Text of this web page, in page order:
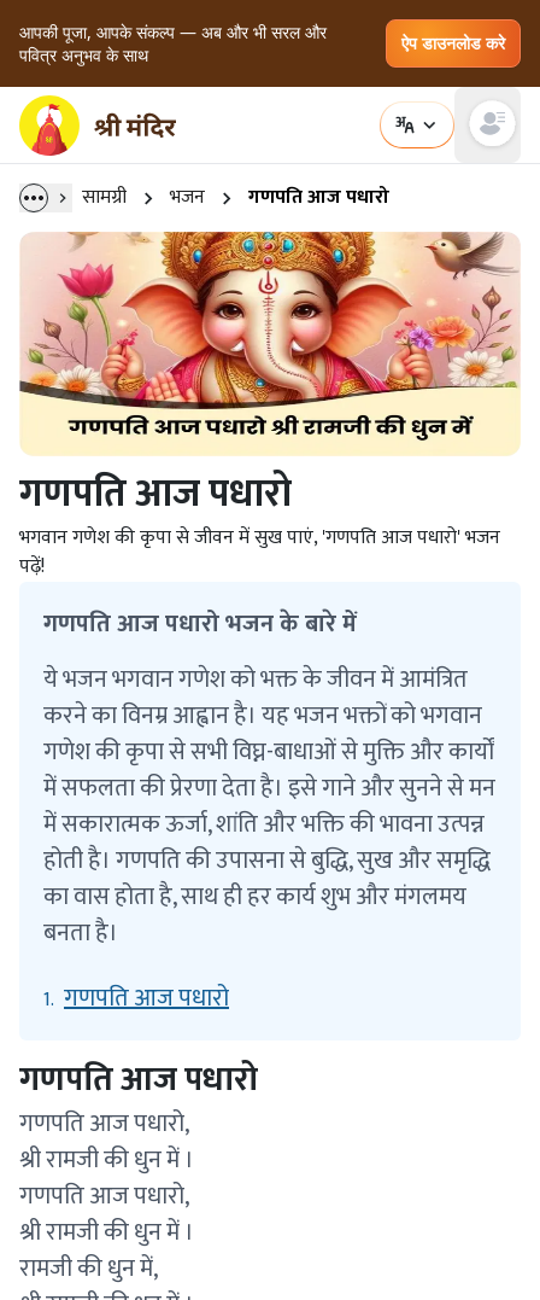
आपकी पूजा, आपके संकल्प — अब और भी सरल और
पवित्र अनुभव के साथ
ऐप डाउनलोड करे
Open
सामग्री भजन गणपति आज पधारो
गणपति आज पधारो
भगवान गणेश की कृपा से जीवन में सुख पाएं, 'गणपति आज पधारो' भजन
पढ़ें!
गणपति आज पधारो भजन के बारे में
ये भजन भगवान गणेश को भक्त के जीवन में आमंत्रित
करने का विनम्र आह्वान है। यह भजन भक्तों को भगवान
गणेश की कृपा से सभी विघ्न-बाधाओं से मुक्ति और कार्यों
में सफलता की प्रेरणा देता है। इसे गाने और सुनने से मन
में सकारात्मक ऊर्जा, शांति और भक्ति की भावना उत्पन्न
होती है। गणपति की उपासना से बुद्धि, सुख और समृद्धि
का वास होता है, साथ ही हर कार्य शुभ और मंगलमय
बनता है।
1. गणपति आज पधारो
गणपति आज पधारो
गणपति आज पधारो,
श्री रामजी की धुन में ।
गणपति आज पधारो,
श्री रामजी की धुन में ।
रामजी की धुन में,